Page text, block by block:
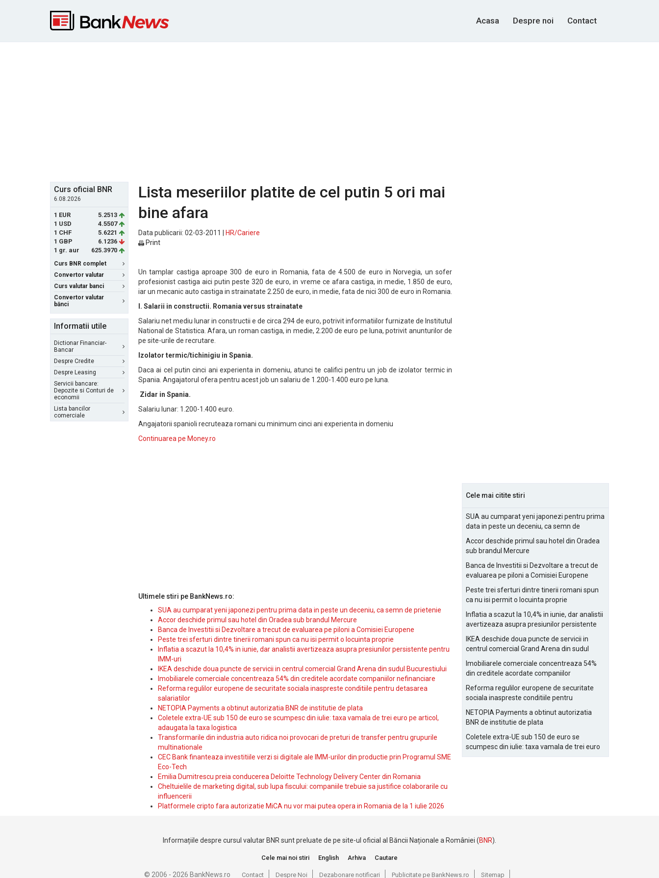
Acasa Despre noi Contact
Curs oficial BNR
6.08.2026
1 EUR
5.2513
1 USD
4.5507
1 CHF
5.6221
1 GBP
6.1236
1 gr. aur
625.3970
Curs BNR complet
Convertor valutar
Curs valutar banci
Convertor valutar
bănci
Informatii utile
Dictionar Financiar-
Bancar
Despre Credite
Despre Leasing
Servicii bancare:
Depozite si Conturi de
economii
Lista bancilor
comerciale
Lista meseriilor platite de cel putin 5 ori mai
bine afara
Data publicarii: 02-03-2011 |
HR/Cariere
Print
Un tamplar castiga aproape 300 de euro in Romania, fata de 4.500 de euro in Norvegia, un sofer
profesionist castiga aici putin peste 320 de euro, in vreme ce afara castiga, in medie, 1.850 de euro,
iar un mecanic auto castiga in strainatate 2.250 de euro, in medie, fata de nici 300 de euro in Romania.
I. Salarii in constructii. Romania versus strainatate
Salariu net mediu lunar in constructii e de circa 294 de euro, potrivit informatiilor furnizate de Institutul
National de Statistica. Afara, un roman castiga, in medie, 2.200 de euro pe luna, potrivit anunturilor de
pe site-urile de recrutare.
Izolator termic/tichinigiu in Spania.
Daca ai cel putin cinci ani experienta in domeniu, atunci te califici pentru un job de izolator termic in
Spania. Angajatorul ofera pentru acest job un salariu de 1.200-1.400 euro pe luna.
Zidar in Spania.
Salariu lunar: 1.200-1.400 euro.
Angajatorii spanioli recruteaza romani cu minimum cinci ani experienta in domeniu
Continuarea pe Money.ro
Ultimele stiri pe BankNews.ro:
SUA au cumparat yeni japonezi pentru prima data in peste un deceniu, ca semn de prietenie
Accor deschide primul sau hotel din Oradea sub brandul Mercure
Banca de Investitii si Dezvoltare a trecut de evaluarea pe piloni a Comisiei Europene
Peste trei sferturi dintre tinerii romani spun ca nu isi permit o locuinta proprie
Inflatia a scazut la 10,4% in iunie, dar analistii avertizeaza asupra presiunilor persistente pentru
IMM-uri
IKEA deschide doua puncte de servicii in centrul comercial Grand Arena din sudul Bucurestiului
Imobiliarele comerciale concentreaza 54% din creditele acordate companiilor nefinanciare
Reforma regulilor europene de securitate sociala inaspreste conditiile pentru detasarea
salariatilor
NETOPIA Payments a obtinut autorizatia BNR de institutie de plata
Coletele extra-UE sub 150 de euro se scumpesc din iulie: taxa vamala de trei euro pe articol,
adaugata la taxa logistica
Transformarile din industria auto ridica noi provocari de preturi de transfer pentru grupurile
multinationale
CEC Bank finanteaza investitiile verzi si digitale ale IMM-urilor din productie prin Programul SME
Eco-Tech
Emilia Dumitrescu preia conducerea Deloitte Technology Delivery Center din Romania
Cheltuielile de marketing digital, sub lupa fiscului: companiile trebuie sa justifice colaborarile cu
influencerii
Platformele cripto fara autorizatie MiCA nu vor mai putea opera in Romania de la 1 iulie 2026
Cele mai citite stiri
SUA au cumparat yeni japonezi pentru prima
data in peste un deceniu, ca semn de
Accor deschide primul sau hotel din Oradea
sub brandul Mercure
Banca de Investitii si Dezvoltare a trecut de
evaluarea pe piloni a Comisiei Europene
Peste trei sferturi dintre tinerii romani spun
ca nu isi permit o locuinta proprie
Inflatia a scazut la 10,4% in iunie, dar analistii
avertizeaza asupra presiunilor persistente
IKEA deschide doua puncte de servicii in
centrul comercial Grand Arena din sudul
Imobiliarele comerciale concentreaza 54%
din creditele acordate companiilor
Reforma regulilor europene de securitate
sociala inaspreste conditiile pentru
NETOPIA Payments a obtinut autorizatia
BNR de institutie de plata
Coletele extra-UE sub 150 de euro se
scumpesc din iulie: taxa vamala de trei euro
pe articol, adaugata la taxa logistica
Informațiile despre cursul valutar BNR sunt preluate de pe site-ul oficial al Băncii Naționale a României (BNR).
Cele mai noi stiri English Arhiva Cautare
© 2006 - 2026 BankNews.ro Contact Despre Noi Dezabonare notificari Publicitate pe BankNews.ro Sitemap